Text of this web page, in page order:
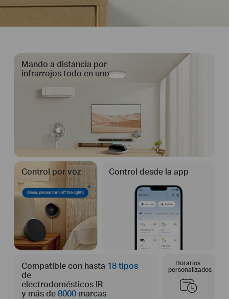
Mando a distancia por
infrarrojos todo en uno
Compatible con hasta 18 tipos
de
electrodomésticos IR
y más de8000 marcas
Control por voz Control desde la app
Horarios
personalizados